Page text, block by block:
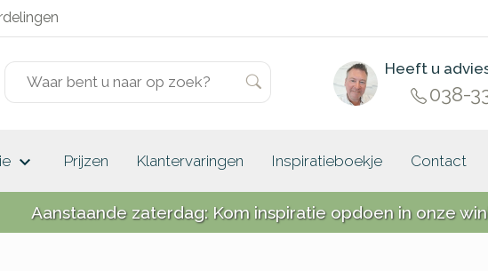
Heeft u
038-
keyboard_arrow_down Prijzen Klantervaringen Inspiratieboekje Contact
Aanstaande zaterdag: Kom inspiratie opdoen in onze